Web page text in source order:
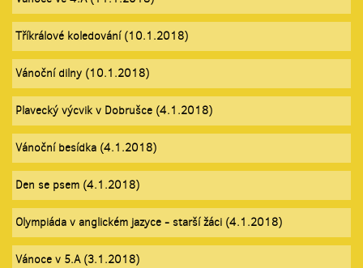
Tříkrálové koledování (10.1.2018)
Vánoční dilny (10.1.2018)
Plavecký výcvik v Dobrušce (4.1.2018)
Vánoční besídka (4.1.2018)
Den se psem (4.1.2018)
Olympiáda v anglickém jazyce - starší žáci (4.1.2018)
Vánoce v 5.A (3.1.2018)